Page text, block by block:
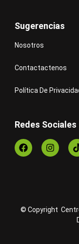
Sugerencias
Nosotros
Contactactenos
Política De
Redes Sociales
© Copyright